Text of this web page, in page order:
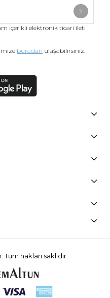
içerikli elektronik ticari ileti
buradan ulaşabilirsiniz.
hakları saklıdır.